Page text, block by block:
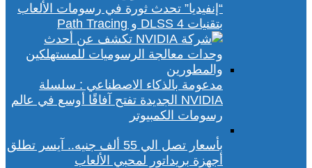
“إنفيديا” تحدث ثورة في رسومات الألعاب
بتقنيات DLSS 4 و Path Tracing
مدعومة بالذكاء الاصطناعي : سلسلة
NVIDIA الجديدة تفتح آفاقًا أوسع في عالم
رسومات الكمبيوتر
بأسعار تصل الي 55 ألف جنيه.. آيسر تطلق
أجهزة بريداتور لمحبي الألعاب